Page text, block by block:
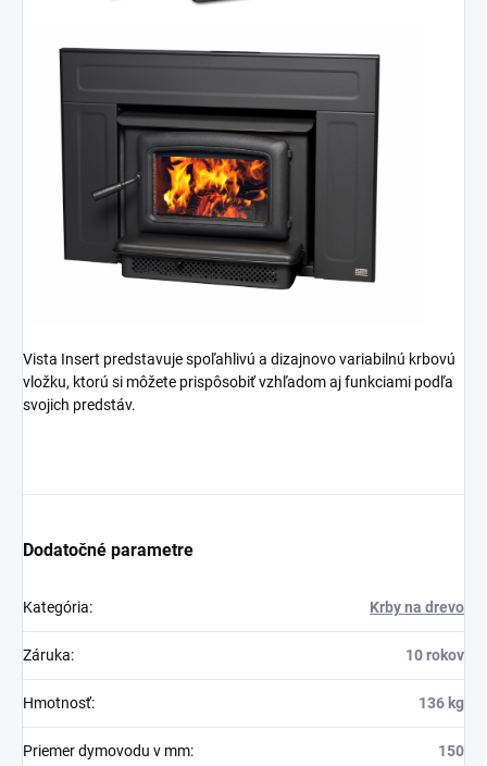
Vista Insert predstavuje spoľahlivú a dizajnovo variabilnú krbovú
vložku, ktorú si môžete prispôsobiť vzhľadom aj funkciami podľa
svojich predstáv.
Dodatočné parametre
Kategória: Krby na drevo
Záruka: 10 rokov
Hmotnosť: 136 kg
Priemer dymovodu v mm: 150